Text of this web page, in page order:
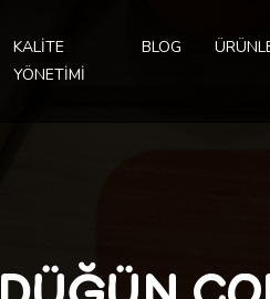
KALİTE
YÖNETİMİ
BLOG